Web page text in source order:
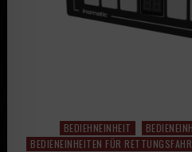
Posted
in
BEDIEHNEINHEIT
BEDIENEINHEITEN FÜR